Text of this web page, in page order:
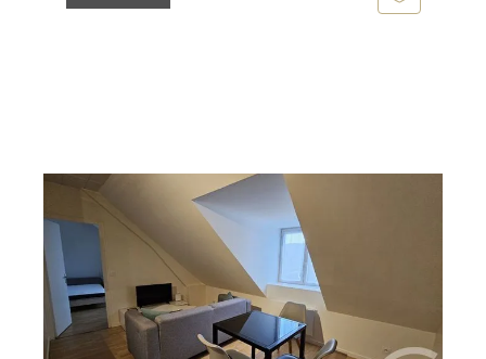
CHATEAUROUX 36
29,56 m
Ref : 10412
Appartement T2 à louer
420 €
par mois charges comprises